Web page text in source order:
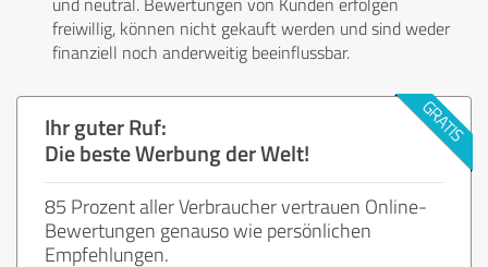
freiwillig, können nicht gekauft werden und sind weder
finanziell noch anderweitig beeinflussbar.
Ihr guter Ruf:
Die beste Werbung der Welt!
85 Prozent aller Verbraucher vertrauen Online-
Bewertungen genauso wie persönlichen
Empfehlungen.